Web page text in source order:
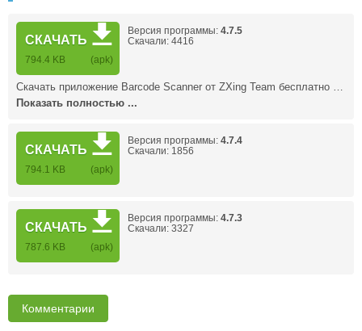
СКАЧАТЬ
794.4 KB (apk)
Версия программы: 4.7.5
Скачали: 4416
Скачать приложение Barcode Scanner от ZXing Team бесплатно …
Показать полностью ...
СКАЧАТЬ
794.1 KB (apk)
Версия программы: 4.7.4
Скачали: 1856
СКАЧАТЬ
787.6 KB (apk)
Версия программы: 4.7.3
Скачали: 3327
Комментарии